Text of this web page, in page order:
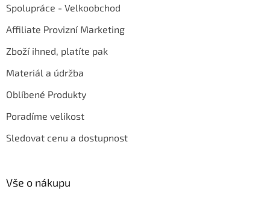
Spolupráce - Velkoobchod
Affiliate Provizní Marketing
Zboží ihned, platíte pak
Materiál a údržba
Oblíbené Produkty
Poradíme velikost
Sledovat cenu a dostupnost
Vše o nákupu